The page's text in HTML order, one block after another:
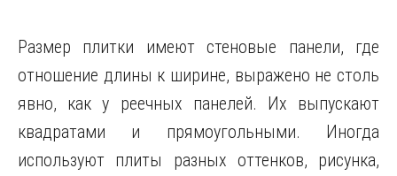
Размер плитки имеют стеновые панели, где
отношение длины к ширине, выражено не столь
явно, как у реечных панелей. Их выпускают
квадратами и прямоугольными. Иногда
используют плиты разных оттенков, рисунка,